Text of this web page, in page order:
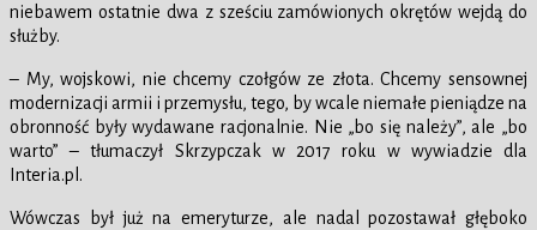
niebawem ostatnie dwa z sześciu zamówionych okrętów wejdą do
służby.
– My, wojskowi, nie chcemy czołgów ze złota. Chcemy sensownej
modernizacji armii i przemysłu, tego, by wcale niemałe pieniądze na
obronność były wydawane racjonalnie. Nie „bo się należy”, ale „bo
warto” – tłumaczył Skrzypczak w 2017 roku w wywiadzie dla
Interia.pl.
Wówczas był już na emeryturze, ale nadal pozostawał głęboko